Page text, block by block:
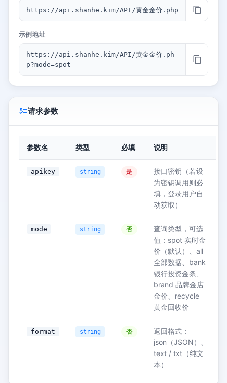
https://api.shanhe.kim/API/黄金金价.php
示例地址
https://api.shanhe.kim/API/黄金金价.ph
p?mode=spot
请求参数
参数名 类型 必填 说明
apikey string 是
接口密钥（若设
为密钥调用则必
填，登录用户自
动获取）
mode string 否
查询类型，可选
值：spot 实时金
价（默认）、all
全部数据、bank
银行投资金条、
brand 品牌金店
金价、recycle
黄金回收价
format string 否
返回格式：
json（JSON）、
text / txt（纯文
本）